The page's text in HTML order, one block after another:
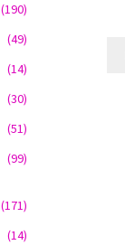
(190)
(49)
(14)
(30)
(51)
(99)
(171)
(14)